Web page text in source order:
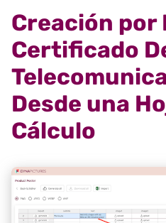
Creación por
Certificado
Desde una
Cálculo